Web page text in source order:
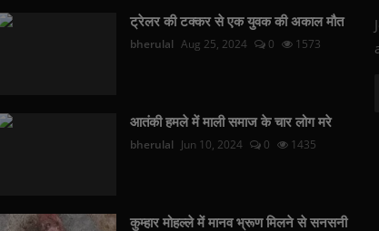
ट्रेलर की टक्कर से एक युवक की अकाल मौत
bherulal Aug 25, 2024 0 1573
आतंकी हमले में माली समाज के चार लोग मरे
bherulal Jun 10, 2024 0 1435
कुम्हार मोहल्ले में मानव भ्रूण मिलने से सनसनी